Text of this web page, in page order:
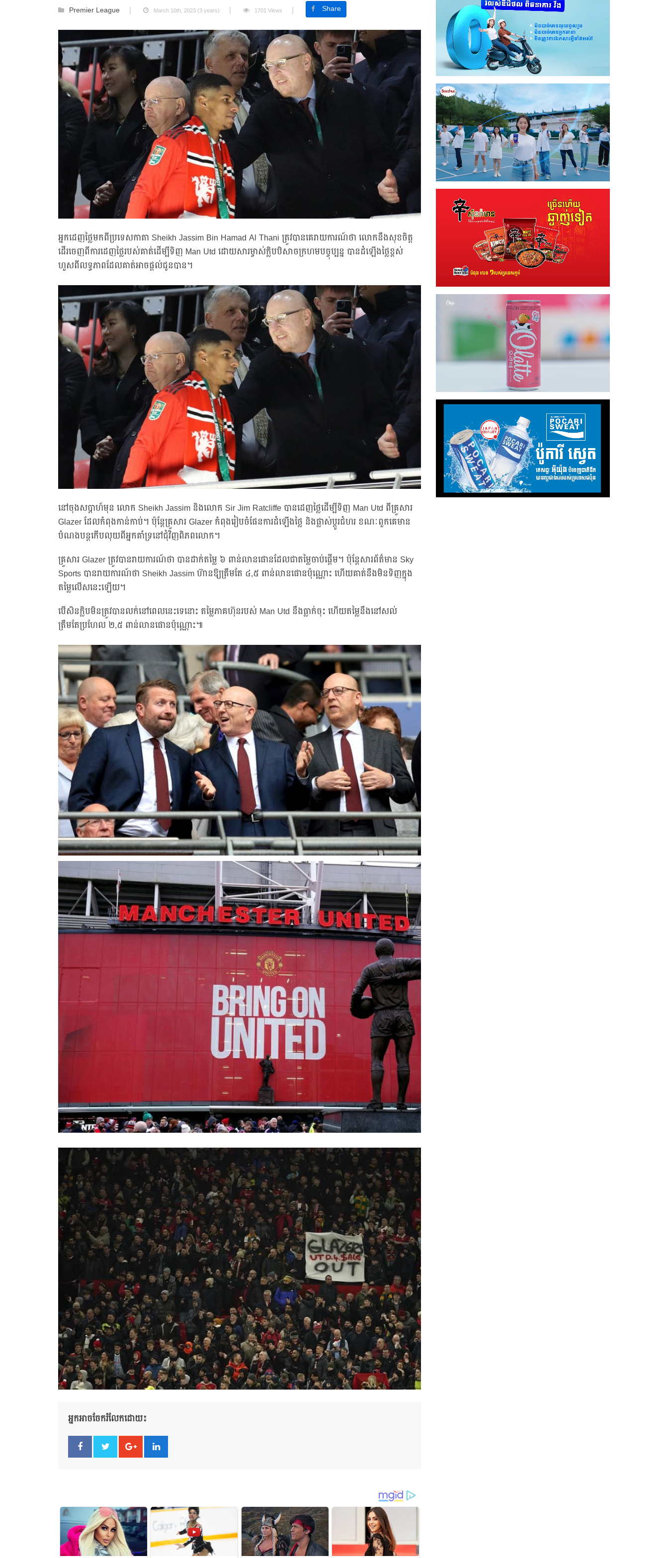
Premier League March 10th, 2023 (3 years) 1701 Views Share
អ្នកដេញថ្លៃមកពីប្រទេសកាតា Sheikh Jassim Bin Hamad Al Thani ត្រូវបានគេរាយការណ៍ថា លោកនឹងសុខចិត្ត
ដើរចេញពីការដេញថ្លៃរបស់គាត់ដើម្បីទិញ Man Utd ដោយសារម្ចាស់ក្លិបបិសាចក្រហមបច្ចុប្បន្ន បានដំឡើងថ្លៃខ្ពស់
ហួសពីលទ្ធភាពដែលគាត់អាចផ្ដល់ជូនបាន។
នៅចុងសប្តាហ៍មុន លោក Sheikh Jassim និងលោក Sir Jim Ratcliffe បានដេញថ្លៃដើម្បីទិញ Man Utd ពីគ្រួសារ
Glazer ដែលកំពុងកាន់កាប់។ ប៉ុន្តែគ្រួសារ Glazer កំពុងរៀបចំផែនការដំឡើងថ្លៃ និងផ្លាស់ប្ដូរជំហរ ខណៈពួកគេមាន
បំណងបន្តកើបលុយពីអ្នកគាំទ្រនៅជុំវិញពិភពលោក។
គ្រួសារ Glazer ត្រូវបានរាយការណ៍ថា បានដាក់តម្លៃ ៦ ពាន់លានផោនដែលជាតម្លៃចាប់ផ្ដើម។ ប៉ុន្តែសារព័ត៌មាន Sky
Sports បានរាយការណ៍ថា Sheikh Jassim ហ៊ានឱ្យត្រឹមតែ ៤,៥ ពាន់លានផោនប៉ុណ្ណោះ ហើយគាត់នឹងមិនទិញក្នុង
តម្លៃលើសនេះឡើយ។
បើសិនក្លិបមិនត្រូវបានលក់នៅពេលនេះទេនោះ តម្លៃភាគហ៊ុនរបស់ Man Utd នឹងធ្លាក់ចុះ ហើយតម្លៃនឹងនៅសល់
ត្រឹមតែប្រហែល ២,៥ ពាន់លានផោនប៉ុណ្ណោះ៕
អ្នកអាចចែករំលែកដោយ៖